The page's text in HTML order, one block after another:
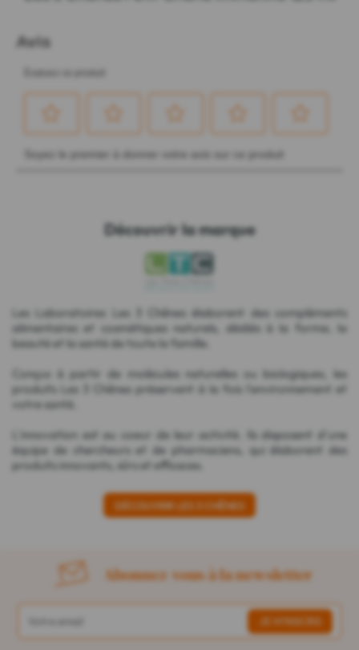
Découvrir la marque
Les Laboratoires Les 3 Chênes élaborent des compléments
alimentaires et cosmétiques naturels, dédiés à la forme, la
beauté et la santé de toute la famille.
Conçus à partir de molécules naturelles ou biologiques, les
produits Les 3 Chênes préservent à la fois l'environnement et
votre santé.
L'innovation est au coeur de leur activité. Ils disposent d'une
équipe de chercheurs et de pharmaciens, qui élaborent des
produits innovants, sûrs et efficaces.
DÉCOUVRIR LES 3 CHÊNES
Abonnez-vous à la newsletter